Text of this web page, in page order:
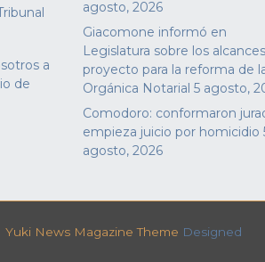
a
de
agosto, 2026
Giacomone informó en
Legislatura sobre los
proyecto para la reforma de
Orgánica Notarial 5 agosto,
Comodoro: conformaron
empieza juicio por homicidio
agosto, 2026
Yuki News Magazine Theme Designed